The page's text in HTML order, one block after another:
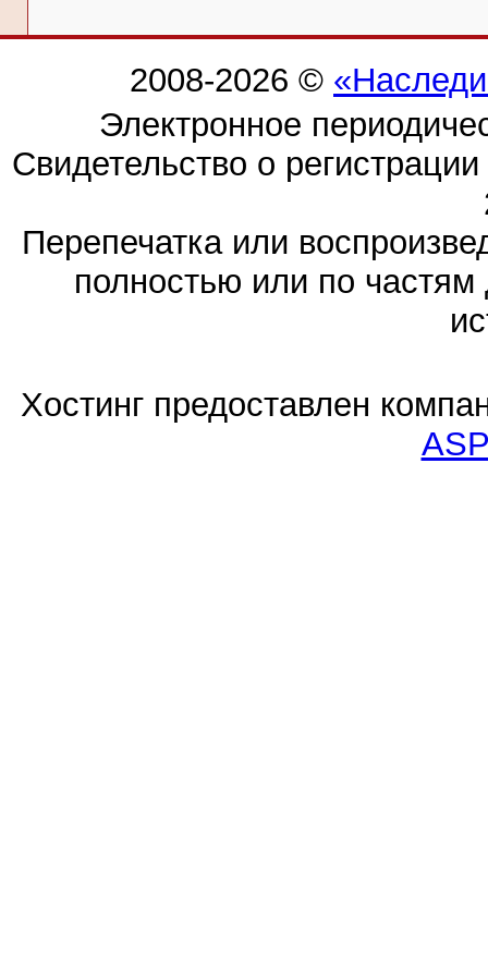
2008-2026 ©
Электронное
Свидетельство о
Перепечатка или
полностью или по частям
Хостинг предоставлен